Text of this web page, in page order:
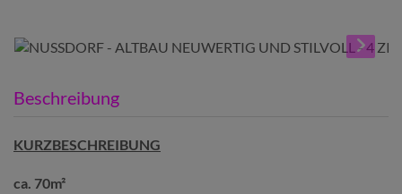
Beschreibung
KURZBESCHREIBUNG
ca. 70m²